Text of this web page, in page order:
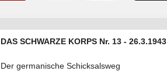
DAS SCHWARZE KORPS Nr. 13 - 26.3.1943
Der germanische Schicksalsweg